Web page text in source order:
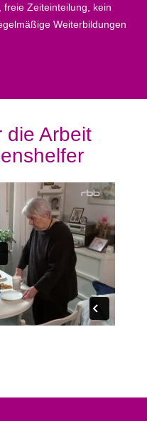
freie Zeiteinteilung, kein
Weiterbildungen
die Arbeit